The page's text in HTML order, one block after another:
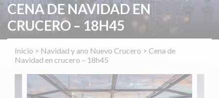
CENA DE NAVIDAD EN
CRUCERO – 18H45
Inicio > Navidad y ano Nuevo Crucero > Cena de
Navidad en crucero – 18h45